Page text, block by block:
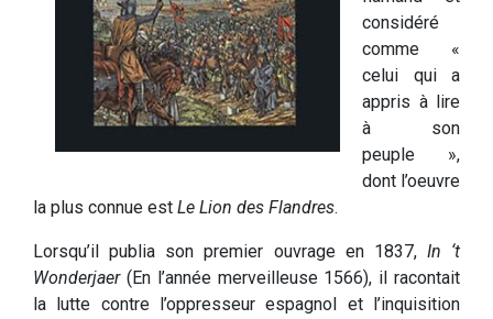
considéré
comme «
celui qui a
appris à lire
à son
peuple »,
dont l’oeuvre
la plus connue est Le Lion des Flandres.
Lorsqu’il publia son premier ouvrage en 1837, In ‘t
Wonderjaer(En l’année merveilleuse 1566), il racontait
la lutte contre l’oppresseur espagnol et l’inquisition